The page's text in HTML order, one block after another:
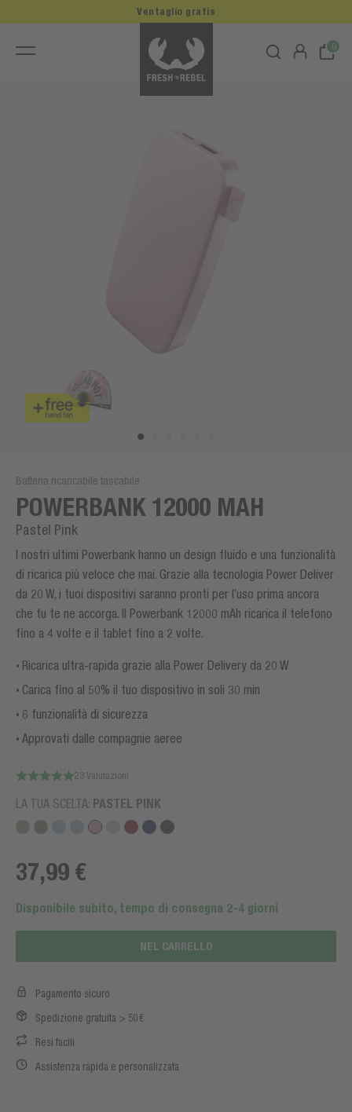
0
Ventaglio gratis
Batteria ricaricabile tascabile
POWERBANK 12000 MAH
Pastel Pink
I nostri ultimi Powerbank hanno un design fluido e una funzionalità
di ricarica più veloce che mai. Grazie alla tecnologia Power Deliver
da 20 W, i tuoi dispositivi saranno pronti per l’uso prima ancora
che tu te ne accorga. Il Powerbank 12000 mAh ricarica il telefono
fino a 4 volte e il tablet fino a 2 volte.
Ricarica ultra-rapida grazie alla Power Delivery da 20 W
Carica fino al 50% il tuo dispositivo in soli 30 min
6 funzionalità di sicurezza
Approvati dalle compagnie aeree
23 Valutazioni
LA TUA SCELTA: PASTEL PINK
37,99 €
Disponibile subito, tempo di consegna 2-4 giorni
NEL CARRELLO
Pagamento sicuro
Spedizione gratuita > 50€
Resi facili
Assistenza rapida e personalizzata